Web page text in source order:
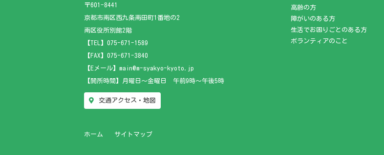
〒601-8441
京都市南区西九条南田町1番地の2
南区役所別館2階
【TEL】 075-671-1589
【FAX】075-671-3840
【Eメール】main@m-syakyo-kyoto.jp
【開所時間】月曜日～金曜日 午前9時～午後5時
交通アクセス・地図
高齢の方
障がいのある方
生活でお困りごとのある方
ボランティアのこと
ホーム サイトマップ